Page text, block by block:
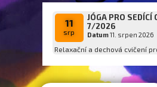
11
srp
JÓGA PRO SEDÍCÍ
7/2026
Datum11. srpen 2026
Relaxační a dechová cvičení